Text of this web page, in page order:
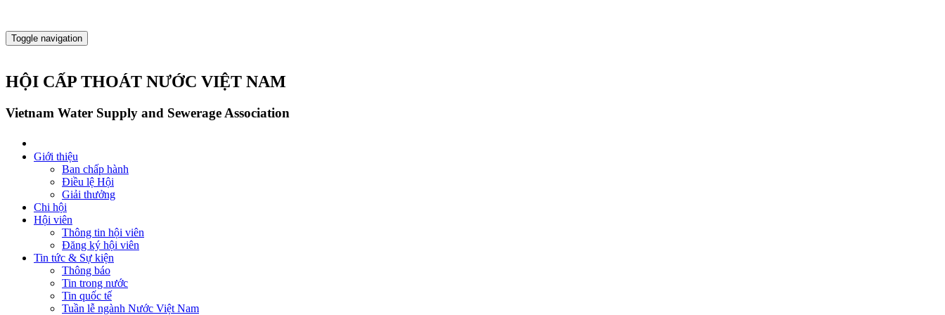
Toggle navigation
HỘI CẤP THOÁT NƯỚC VIỆT NAM
Vietnam Water Supply and Sewerage Association
Giới thiệu
Ban chấp hành
Điều lệ Hội
Giải thưởng
Chi hội
Hội viên
Thông tin hội viên
Đăng ký hội viên
Tin tức & Sự kiện
Thông báo
Tin trong nước
Tin quốc tế
Tuần lễ ngành Nước Việt Nam